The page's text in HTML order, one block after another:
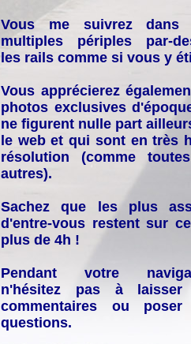
Vous me suivrez dans
multiples périples par-
les rails comme si vous y
Vous apprécierez
photos exclusives
ne figurent nulle part
le web et qui sont en très
résolution (comme
autres).
Sachez que les plus
d'entre-vous restent sur
plus de 4h !
Pendant votre
n'hésitez pas à laisser
commentaires ou
questions.